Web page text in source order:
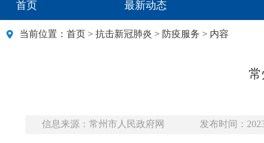
首页 最新动态
当前位置： 首页 > 抗击新冠肺炎 > 防疫服务 > 内容
信息来源：常州市人民政府网 发布时间：